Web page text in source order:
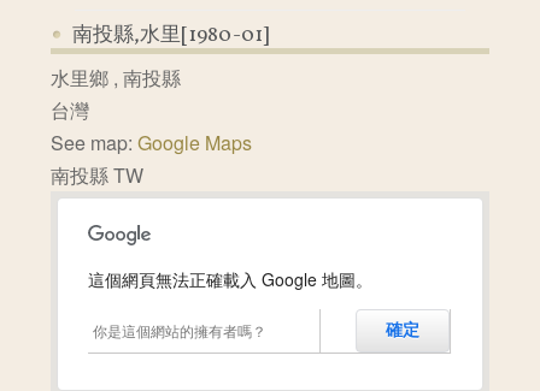
南投縣,水里[1980-01]
水里鄉 ,南投縣
台灣
See map:Google Maps
南投縣 TW
這個網頁無法正確載入 Google 地圖。
你是這個網站的擁有者嗎？ 確定